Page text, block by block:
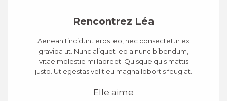
Rencontrez Léa
Aenean tincidunt eros leo, nec consectetur ex
gravida ut. Nunc aliquet leo a nunc bibendum,
vitae molestie mi laoreet. Quisque quis mattis
justo. Ut egestas velit eu magna lobortis feugiat.
Elle aime